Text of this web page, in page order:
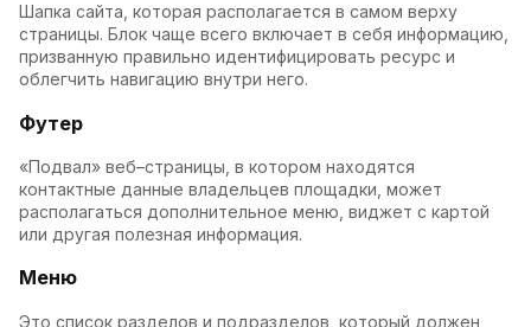
Шапка сайта, которая располагается в самом верху
страницы. Блок чаще всего включает в себя информацию,
призванную правильно идентифицировать ресурс и
облегчить навигацию внутри него.
Футер
«Подвал» веб–страницы, в котором находятся
контактные данные владельцев площадки, может
располагаться дополнительное меню, виджет с картой
или другая полезная информация.
Меню
Это список разделов и подразделов, который должен